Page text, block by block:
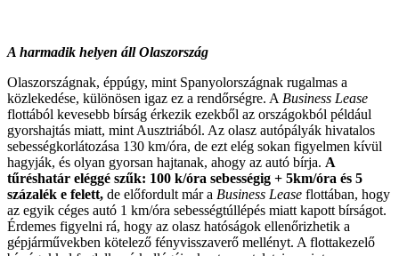
A harmadik helyen áll Olaszország
Olaszországnak, éppúgy, mint Spanyolországnak rugalmas a
közlekedése, különösen igaz ez a rendőrségre. A Business Lease
flottából kevesebb bírság érkezik ezekből az országokból például
gyorshajtás miatt, mint Ausztriából. Az olasz autópályák hivatalos
sebességkorlátozása 130 km/óra, de ezt elég sokan figyelmen kívül
hagyják, és olyan gyorsan hajtanak, ahogy az autó bírja. A
tűréshatár eléggé szűk: 100 k/óra sebességig + 5km/óra és 5
százalék e felett, de előfordult már a Business Lease flottában, hogy
az egyik céges autó 1 km/óra sebességtúllépés miatt kapott bírságot.
Érdemes figyelni rá, hogy az olasz hatóságok ellenőrizhetik a
gépjárművekben kötelező fényvisszaverő mellényt. A flottakezelő